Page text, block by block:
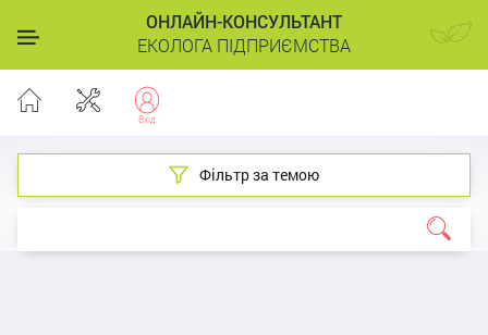
ОНЛАЙН-КОНСУЛЬТАНТ
ЕКОЛОГА ПІДПРИЄМСТВА
Фільтр за темою